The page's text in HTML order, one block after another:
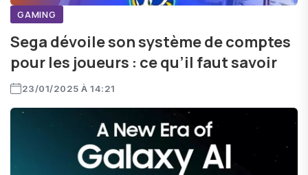
GAMING
Sega dévoile son système de comptes
pour les joueurs : ce qu’il faut savoir
23/01/2025 À 14:21